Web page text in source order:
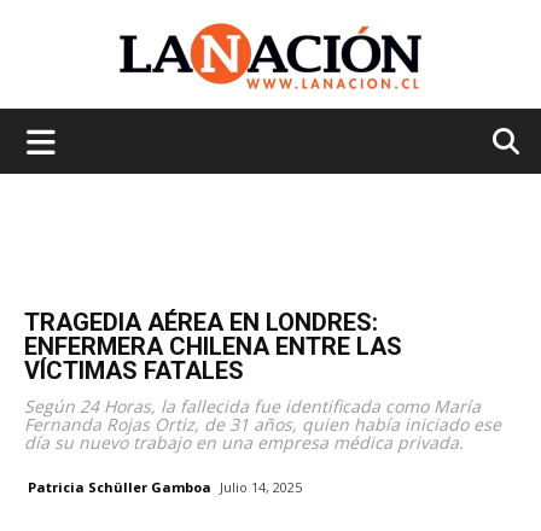
TRAGEDIA AÉREA EN LONDRES:
ENFERMERA CHILENA ENTRE LAS
VÍCTIMAS FATALES
Según 24 Horas, la fallecida fue identificada como María
Fernanda Rojas Ortiz, de 31 años, quien había iniciado ese
día su nuevo trabajo en una empresa médica privada.
Patricia Schüller Gamboa Julio 14, 2025